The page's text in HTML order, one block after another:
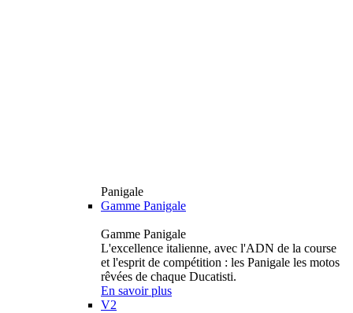
Panigale
Gamme Panigale
Gamme Panigale
L'excellence italienne, avec l'ADN de la course
et l'esprit de compétition : les Panigale les motos
rêvées de chaque Ducatisti.
En savoir plus
V2